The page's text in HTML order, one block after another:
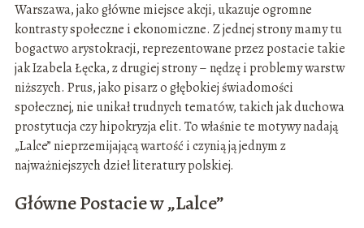
Warszawa, jako główne miejsce akcji, ukazuje ogromne
kontrasty społeczne i ekonomiczne. Z jednej strony mamy tu
bogactwo arystokracji, reprezentowane przez postacie takie
jak Izabela Łęcka, z drugiej strony – nędzę i problemy warstw
niższych. Prus, jako pisarz o głębokiej świadomości
społecznej, nie unikał trudnych tematów, takich jak duchowa
prostytucja czy hipokryzja elit. To właśnie te motywy nadają
„Lalce” nieprzemijającą wartość i czynią ją jednym z
najważniejszych dzieł literatury polskiej.
Główne Postacie w „Lalce”